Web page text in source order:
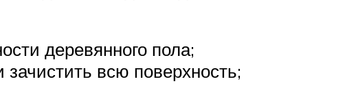
деревянного пола;
всю поверхность;